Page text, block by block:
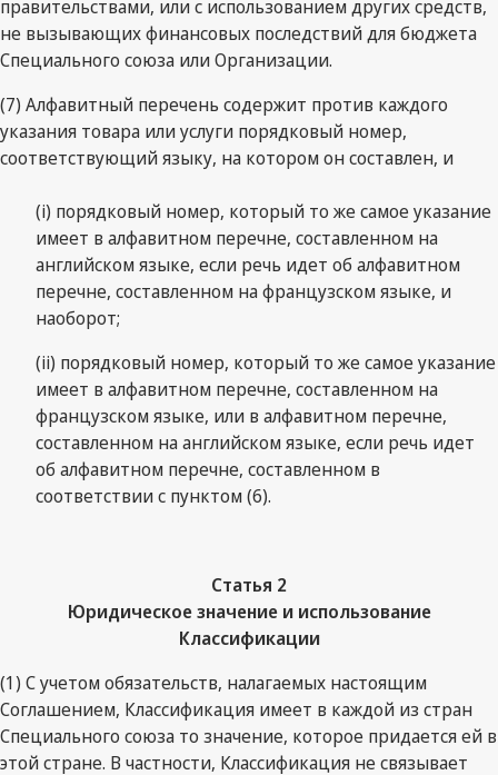
правительствами, или с использованием других средств,
не вызывающих финансовых последствий для бюджета
Специального союза или Организации.
(7) Алфавитный перечень содержит против каждого
указания товара или услуги порядковый номер,
соответствующий языку, на котором он составлен, и
(i) порядковый номер, который то же самое указание
имеет в алфавитном перечне, составленном на
английском языке, если речь идет об алфавитном
перечне, составленном на французском языке, и
наоборот;
(ii) порядковый номер, который то же самое указание
имеет в алфавитном перечне, составленном на
французском языке, или в алфавитном перечне,
составленном на английском языке, если речь идет
об алфавитном перечне, составленном в
соответствии с пунктом (6).
Статья 2
Юридическое значение и использование
Классификации
(1) С учетом обязательств, налагаемых настоящим
Соглашением, Классификация имеет в каждой из стран
Специального союза то значение, которое придается ей в
этой стране. В частности, Классификация не связывает